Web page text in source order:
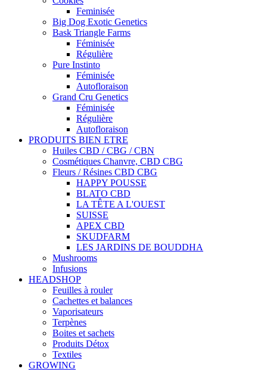
Feminisée
Big Dog Exotic Genetics
Bask Triangle Farms
Féminisée
Régulière
Pure Instinto
Féminisée
Autofloraison
Grand Cru Genetics
Féminisée
Régulière
Autofloraison
PRODUITS BIEN ETRE
Huiles CBD / CBG / CBN
Cosmétiques Chanvre, CBD CBG
Fleurs / Résines CBD CBG
HAPPY POUSSE
BLATO CBD
LA TÊTE A L'OUEST
SUISSE
APEX CBD
SKUDFARM
LES JARDINS DE BOUDDHA
Mushrooms
Infusions
HEADSHOP
Feuilles à rouler
Cachettes et balances
Vaporisateurs
Terpènes
Boites et sachets
Produits Détox
Textiles
GROWING